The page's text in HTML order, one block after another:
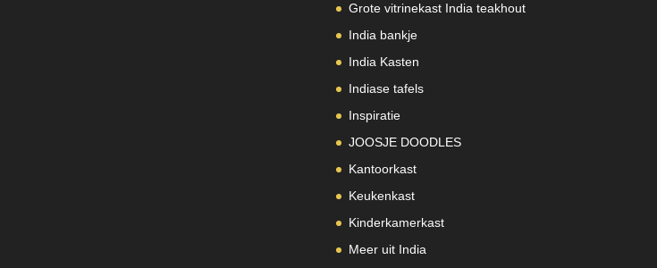
Grote vitrinekast India teakhout
India bankje
India Kasten
Indiase tafels
Inspiratie
JOOSJE DOODLES
Kantoorkast
Keukenkast
Kinderkamerkast
Meer uit India